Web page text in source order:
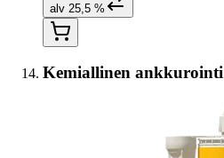
alv 25,5 %
Kemiallinen ankkurointi